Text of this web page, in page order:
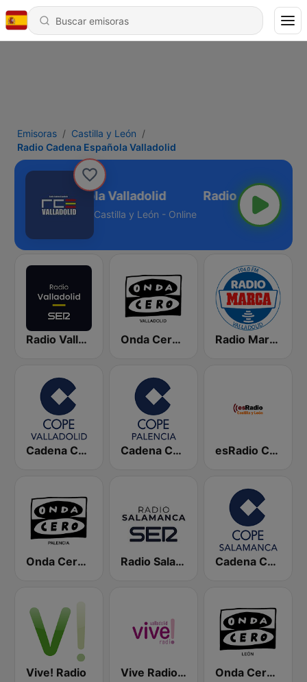
Emisoras
Castilla y León
Radio Cadena Española Valladolid
Española Valladolid
Castilla y León - Online
Radio Valladolid SER Onda Cero Valladolid Radio Marca Valladolid
Cadena COPE Valladolid Cadena COPE Palencia esRadio Castilla y Leon
Onda Cero Palencia Radio Salamanca SER Cadena COPE Salamanca
Vive! Radio Vive Radio Valladolid Onda Cero León